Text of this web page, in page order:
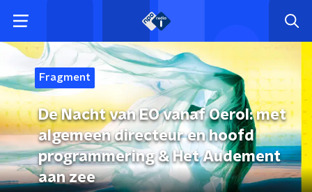
Fragment
De Nacht van EO vanaf Oerol: met
algemeen directeur en hoofd
programmering & Het Audement
aan zee